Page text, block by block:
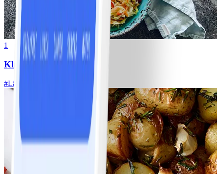
1
Klassisk vitkålssallad
#Lätt